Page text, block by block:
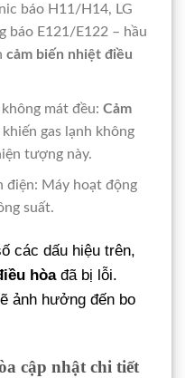
báo H11/H14, LG
báo E121/E122 – hầu
cảm biến nhiệt điều
mát đều: Cảm
gas lạnh không
tượng này.
điện: Máy hoạt động
suất.
các dấu hiệu trên,
hòađã bị lỗi.
ảnh hưởng đến bo
cập nhật chi tiết